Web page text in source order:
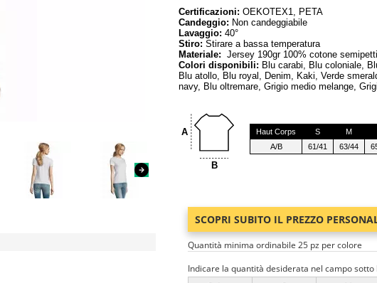
Certificazioni: OEKOTEX1, PETA
Candeggio: Non candeggiabile
Lavaggio: 40°
Stiro: Stirare a bassa temperatura
Materiale: Jersey 190gr 100% cotone
Colori disponibili: Blu carabi, Blu coloniale,
Blu atollo, Blu royal, Denim, Kaki, Verde
navy, Blu oltremare, Grigio medio melange,
A
B
Haut Corps S M
A/B
61/41 63/44
SCOPRI SUBITO IL PREZZO
Quantità minima ordinabile 25 pz per colore
Indicare la quantità desiderata nel campo sotto